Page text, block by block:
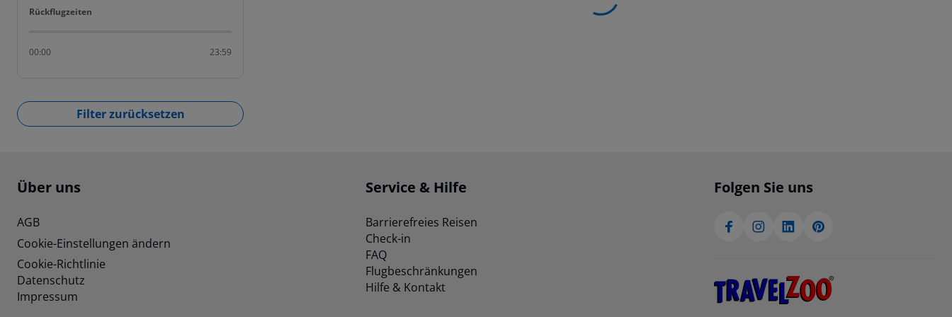
Rückflugzeiten
Rückflugzeiten
00:00 23:59
Filter zurücksetzen
Footer navigation
Über uns
AGB
Cookie-Einstellungen ändern
Cookie-Richtlinie
Datenschutz
Impressum
Service & Hilfe
Barrierefreies Reisen
Check-in
FAQ
Flugbeschränkungen
Hilfe & Kontakt
Folgen Sie uns